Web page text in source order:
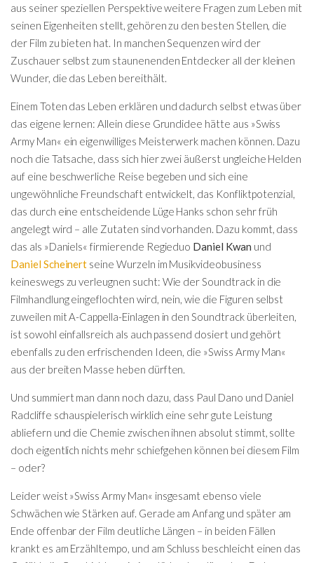
aus seiner speziellen Perspektive weitere Fragen zum Leben mit
seinen Eigenheiten stellt, gehören zu den besten Stellen, die
der Film zu bieten hat. In manchen Sequenzen wird der
Zuschauer selbst zum staunenenden Entdecker all der kleinen
Wunder, die das Leben bereithält.
Einem Toten das Leben erklären und dadurch selbst etwas über
das eigene lernen: Allein diese Grundidee hätte aus »Swiss
Army Man« ein eigenwilliges Meisterwerk machen können. Dazu
noch die Tatsache, dass sich hier zwei äußerst ungleiche Helden
auf eine beschwerliche Reise begeben und sich eine
ungewöhnliche Freundschaft entwickelt, das Konfliktpotenzial,
das durch eine entscheidende Lüge Hanks schon sehr früh
angelegt wird – alle Zutaten sind vorhanden. Dazu kommt, dass
das als »Daniels« firmierende Regieduo Daniel Kwan und
Daniel Scheinert seine Wurzeln im Musikvideobusiness
keineswegs zu verleugnen sucht: Wie der Soundtrack in die
Filmhandlung eingeflochten wird, nein, wie die Figuren selbst
zuweilen mit A-Cappella-Einlagen in den Soundtrack überleiten,
ist sowohl einfallsreich als auch passend dosiert und gehört
ebenfalls zu den erfrischenden Ideen, die »Swiss Army Man«
aus der breiten Masse heben dürften.
Und summiert man dann noch dazu, dass Paul Dano und Daniel
Radcliffe schauspielerisch wirklich eine sehr gute Leistung
abliefern und die Chemie zwischen ihnen absolut stimmt, sollte
doch eigentlich nichts mehr schiefgehen können bei diesem Film
– oder?
Leider weist »Swiss Army Man« insgesamt ebenso viele
Schwächen wie Stärken auf. Gerade am Anfang und später am
Ende offenbar der Film deutliche Längen – in beiden Fällen
krankt es am Erzähltempo, und am Schluss beschleicht einen das